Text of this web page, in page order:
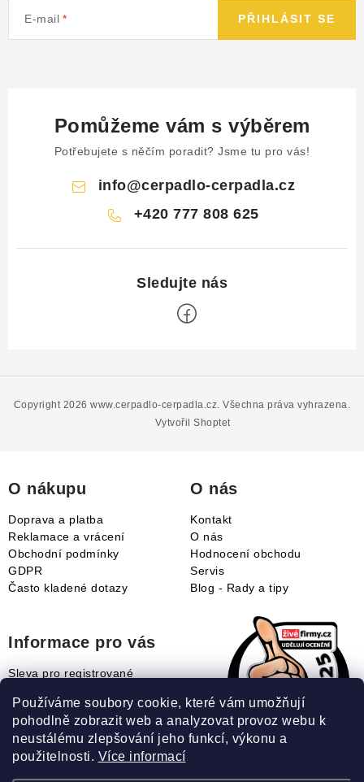
Používáme soubory cookie, které vám umožňují
pohodlně zobrazit web a analyzovat provoz webu k
neustálému zlepšování jeho funkcí, výkonu a
použitelnosti. Více informací
E-mail PŘIHLÁSIT SE
Pomůžeme vám s výběrem
Potřebujete s něčím poradit? Jsme tu pro vás!
info@cerpadlo-cerpadla.cz
+420 777 808 625
Vytvořil Shoptet
Copyright 2026www.cerpadlo-cerpadla.cz. Všechna práva vyhrazena.
O nákupu
Doprava a platba
Reklamace a vrácení
Obchodní podmínky
GDPR
Často kladené dotazy
O nás
Kontakt
O nás
Hodnocení obchodu
Servis
Blog - Rady a tipy
Informace pro vás
Sleva pro registrované
Jak uplatnit slevový kupón?
Jak nakupovat?
Slovník pojmů